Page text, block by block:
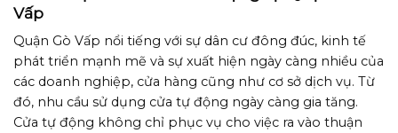
Vấp
Quận Gò Vấp nổi tiếng với sự dân cư đông đúc, kinh tế
phát triển mạnh mẽ và sự xuất hiện ngày càng nhiều của
các doanh nghiệp, cửa hàng cũng như cơ sở dịch vụ. Từ
đó, nhu cầu sử dụng cửa tự động ngày càng gia tăng.
Cửa tự động không chỉ phục vụ cho việc ra vào thuận